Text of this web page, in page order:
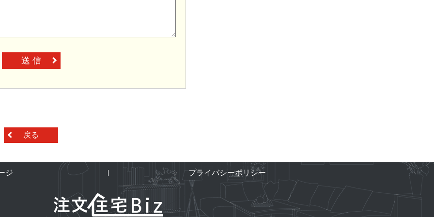
送 信
戻る
ジ プライバシーポリシー